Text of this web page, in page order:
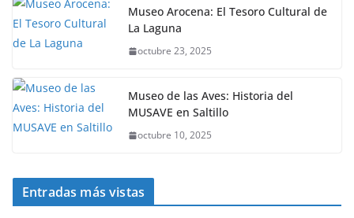
Museo Arocena: El Tesoro Cultural de
La Laguna
octubre 23, 2025
Museo de las Aves: Historia del
MUSAVE en Saltillo
octubre 10, 2025
Entradas más vistas